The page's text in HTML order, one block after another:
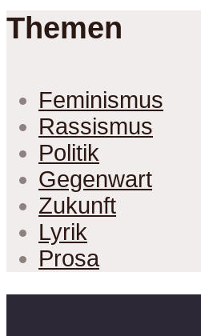
Themen
Feminismus
Rassismus
Politik
Gegenwart
Zukunft
Lyrik
Prosa